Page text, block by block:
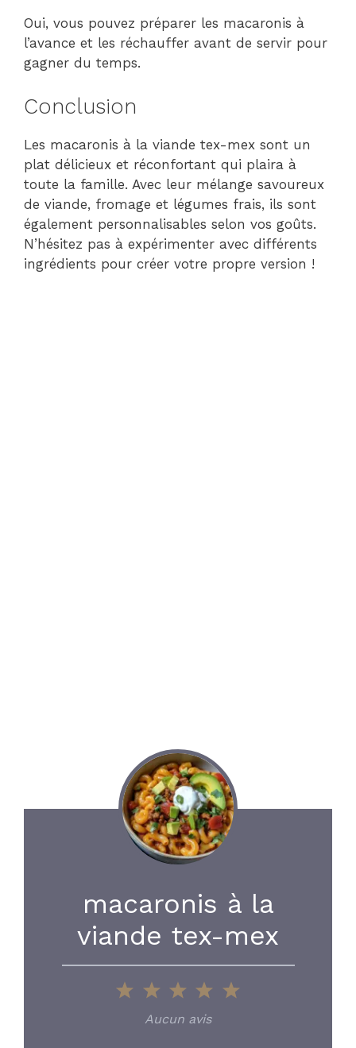
Oui, vous pouvez préparer les macaronis à
l’avance et les réchauffer avant de servir pour
gagner du temps.
Conclusion
Les macaronis à la viande tex-mex sont un
plat délicieux et réconfortant qui plaira à
toute la famille. Avec leur mélange savoureux
de viande, fromage et légumes frais, ils sont
également personnalisables selon vos goûts.
N’hésitez pas à expérimenter avec différents
ingrédients pour créer votre propre version !
macaronis à la
viande tex-mex
5
4
3
Stars
2
Stars
1
Star
Aucun avis